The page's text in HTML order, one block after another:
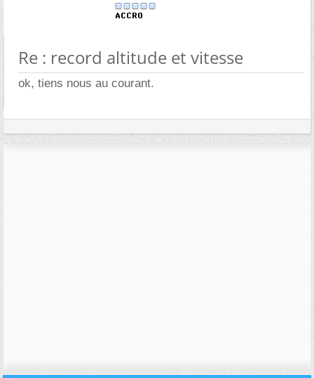
Re : record altitude et vitesse
ok, tiens nous au courant.